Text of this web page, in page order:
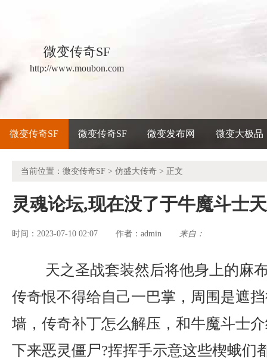
微变传奇SF
http://www.moubon.com
微变传奇SF 微变传奇SF 微变发布网 微变大极品
当前位置： 微变传奇SF > 仿盛大传奇 > 正文
灵魂论坛,现在没了于牛魔斗士
时间：2023-07-10 02:07 作者： admin 来自：
天之圣战套装然后将他身上的麻
传奇恨不得给自己一巴掌，周围是遮
墙，传奇补丁怎么解压，和牛魔斗士
下来恶灵僵尸?挥挥手示意这些楔蛾们